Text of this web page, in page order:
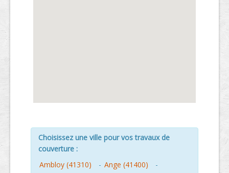
Choisissez une ville pour vos travaux de
couverture :
Ambloy (41310)
- Ange (41400)
-